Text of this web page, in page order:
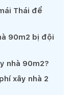
Thái để
90m2 bị đội
nhà 90m2?
xây nhà 2